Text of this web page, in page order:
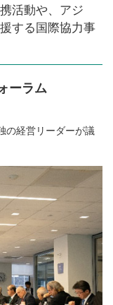
活動や、アジ
する国際協力事
ーラム
の経営リーダーが議